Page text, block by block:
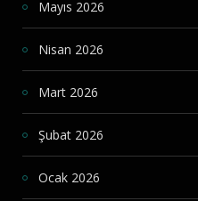
Mayıs 2026
Nisan 2026
Mart 2026
Şubat 2026
Ocak 2026